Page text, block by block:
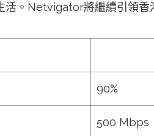
活。Netvigator將繼續引領香
90%
500 Mbps